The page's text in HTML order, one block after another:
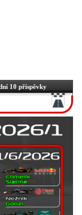
10 příspěvky